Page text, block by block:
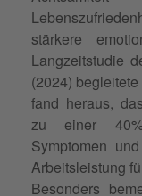
stärkere
Langzeitstudie
(2024)
fand heraus,
zu einer
Symptomen
Arbeitsleistung
Besonders